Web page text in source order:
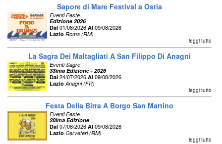
Sapore di Mare Festival a Ostia
Eventi Feste
Edizione 2026
Dal 01/08/2026 Al 09/08/2026
Lazio Roma (RM)
leggi tutto
La Sagra Dei Maltagliati A San Filippo Di Anagni
Eventi Sagre
33ima Edizione - 2026
Dal 24/07/2026 Al 09/08/2026
Lazio Anagni (FR)
leggi tutto
Festa Della Birra A Borgo San Martino
Eventi Feste
20ima Edizione
Dal 07/08/2026 Al 09/08/2026
Lazio Cerveteri (RM)
leggi tutto